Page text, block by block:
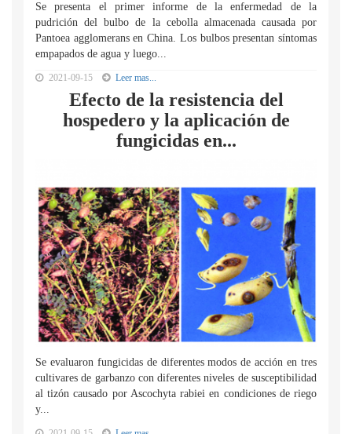
Se presenta el primer informe de la enfermedad de la
pudrición del bulbo de la cebolla almacenada causada por
Pantoea agglomerans en China. Los bulbos presentan síntomas
empapados de agua y luego...
2021-09-15 Leer mas...
Efecto de la resistencia del
hospedero y la aplicación de
fungicidas en...
Se evaluaron fungicidas de diferentes modos de acción en tres
cultivares de garbanzo con diferentes niveles de susceptibilidad
al tizón causado por Ascochyta rabiei en condiciones de riego
y...